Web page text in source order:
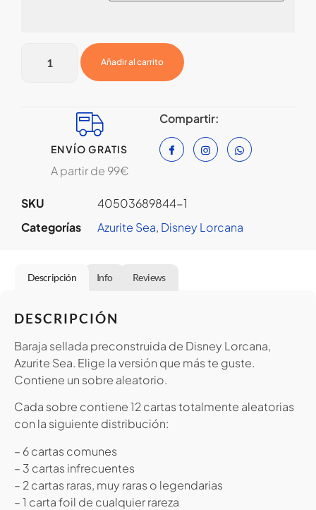
Añadir al carrito
ENVÍO GRATIS
A partir de 99€
Compartir:
SKU
40503689844-1
Categorías
Azurite Sea, Disney Lorcana
Descripción Info Reviews
DESCRIPCIÓN
Baraja sellada preconstruida de Disney Lorcana,
Azurite Sea. Elige la versión que más te guste.
Contiene un sobre aleatorio.
Cada sobre contiene 12 cartas totalmente aleatorias
con la siguiente distribución:
– 6 cartas comunes
– 3 cartas infrecuentes
– 2 cartas raras, muy raras o legendarias
– 1 carta foil de cualquier rareza